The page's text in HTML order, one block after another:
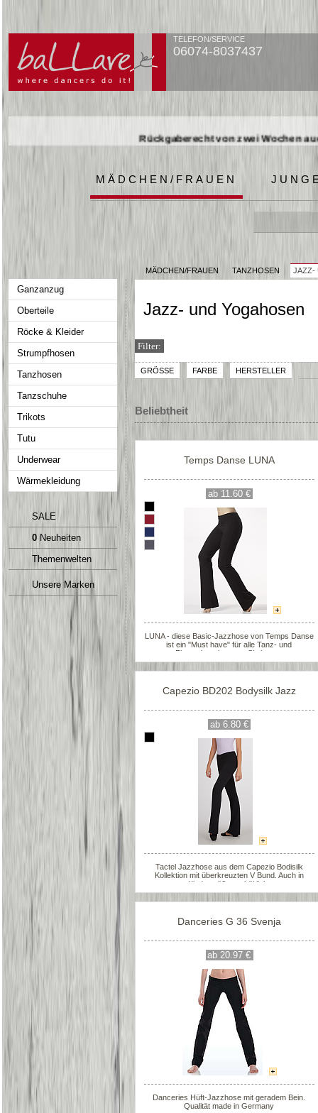
TELEFON/SERVICE
06074-8037437
Rückgaberecht von zwei Wochen
Rückgaberecht von zwei Wochen
MÄDCHEN/FRAUEN
Ganzanzug
Oberteile
Röcke & Kleider
Strumpfhosen
Tanzhosen
Tanzschuhe
Trikots
Tutu
Underwear
Wärmekleidung
SALE
0 Neuheiten
Themenwelten
Unsere Marken
MÄDCHEN/FRAUEN TANZHOSEN JAZZ-
Jazz- und Yogahosen
Filter:
GRÖSSE FARBE HERSTELLER
Beliebtheit
Temps Danse LUNA
ab 11.60 €
LUNA - diese Basic-Jazzhose von Temps Danse
ist ein "Must have" für alle Tanz- und
Fitnessbegeisterten. Sie ist aus
Viskose/Elasthan, hat einen flachen nicht
einschneidenden Bund und ist leicht ausgestellt.
Capezio BD202 Bodysilk Jazz
ab 6.80 €
Tactel Jazzhose aus dem Capezio Bodisilk
Kollektion mit überkreuzten V Bund. Auch in
Kindergrößen erhältlich.
Danceries G 36 Svenja
ab 20.97 €
Danceries Hüft-Jazzhose mit geradem Bein.
Qualität made in Germany